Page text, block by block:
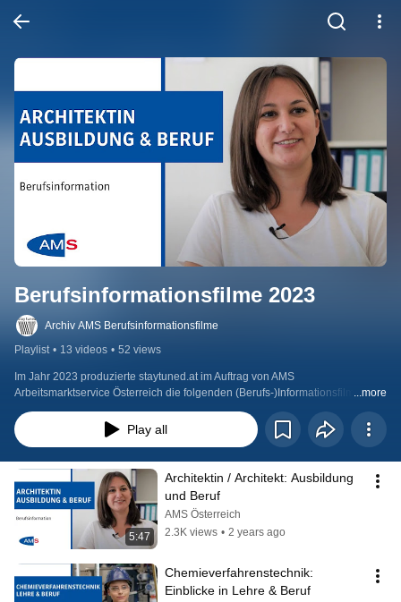
Berufsinformationsfilme 2023
Archiv AMS Berufsinformationsfilme
Playlist • 13 videos • 52 views
Im Jahr 2023 produzierte staytuned.at im Auftrag von AMS
Arbeitsmarktservice Österreich die folgenden (Berufs-)Informationsfilme und
dankt allen Mitwirkenden. Weitere Filme finden Sie auf:
http://www.karrierevideos.at und http://www.bic.at
...more
Play all
5:47
Architektin / Architekt: Ausbildung
und Beruf
AMS Österreich
2.3K views • 2 years ago
Chemieverfahrenstechnik:
Einblicke in Lehre & Beruf